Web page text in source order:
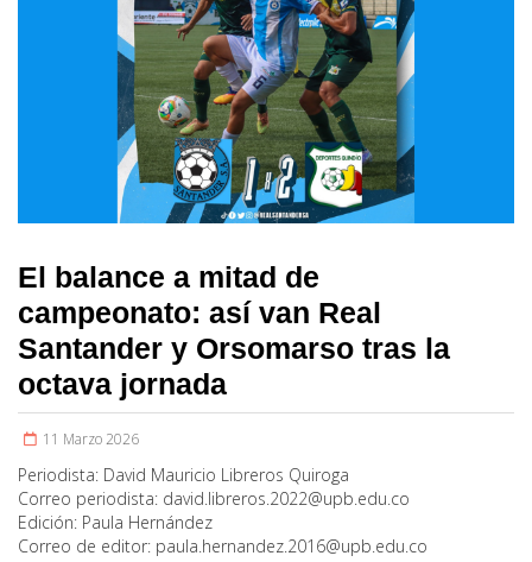
El balance a mitad de
campeonato: así van Real
Santander y Orsomarso tras la
octava jornada
11 Marzo 2026
Periodista: David Mauricio Libreros Quiroga
Correo periodista: david.libreros.2022@upb.edu.co
Edición: Paula Hernández
Correo de editor: paula.hernandez.2016@upb.edu.co